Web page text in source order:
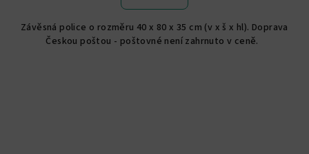
Závěsná police o rozměru 40 x 80 x 35 cm (v x š x hl). Doprava
Českou poštou - poštovné není zahrnuto v ceně.